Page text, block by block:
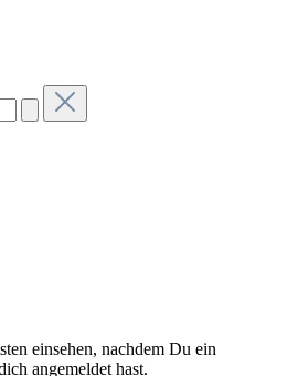
einsehen, nachdem Du ein
angemeldet hast.